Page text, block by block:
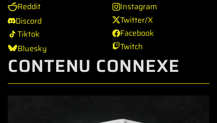
Reddit
Discord
Tiktok
Bluesky
Instagram
Twitter/X
Facebook
Twitch
CONTENU CONNEXE